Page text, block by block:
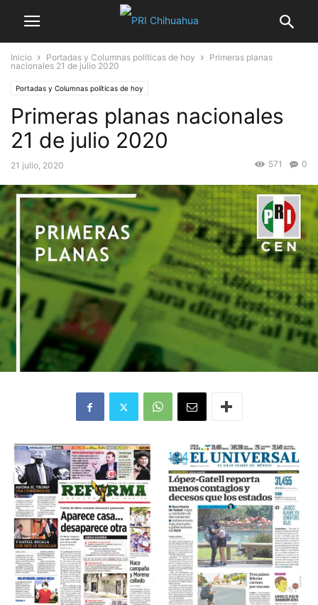
Inicio Portadas y Columnas políticas de hoy
Primeras planas
nacionales 21 de julio 2020
Portadas y Columnas políticas de hoy
Primeras planas nacionales
21 de julio 2020
21 julio, 2020 0
571